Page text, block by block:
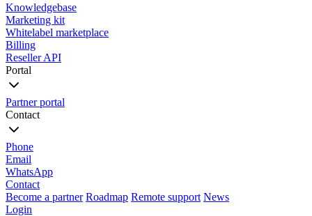
Knowledgebase
Marketing kit
Whitelabel marketplace
Billing
Reseller API
Portal
Partner portal
Contact
Phone
Email
WhatsApp
Contact
Become a partner Roadmap Remote support News
Login